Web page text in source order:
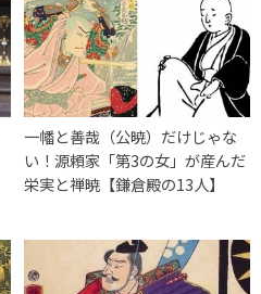
一幡と善哉（公暁）だけじゃな
い！源頼家「第3の女」が産んだ
栄実と禅暁【鎌倉殿の13人】